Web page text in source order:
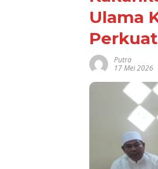
Ulama
Putra
17 Mei 2026